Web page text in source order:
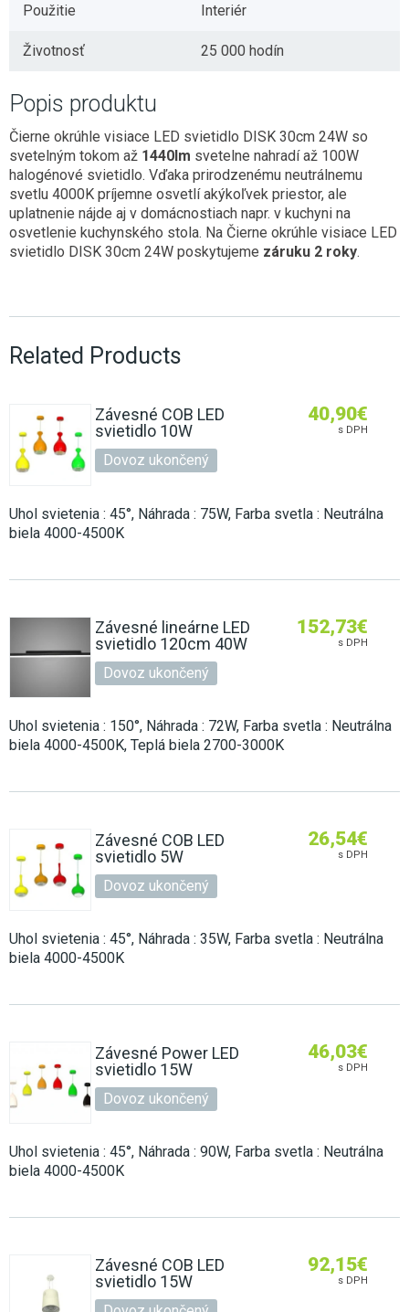
Použitie Interiér
Životnosť 25 000 hodín
Popis produktu
Čierne okrúhle visiace LED svietidlo DISK 30cm 24W so
svetelným tokom až 1440lm svetelne nahradí až 100W
halogénové svietidlo. Vďaka prirodzenému neutrálnemu
svetlu 4000K príjemne osvetlí akýkoľvek priestor, ale
uplatnenie nájde aj v domácnostiach napr. v kuchyni na
osvetlenie kuchynského stola. Na Čierne okrúhle visiace LED
svietidlo DISK 30cm 24W poskytujeme záruku 2 roky.
Related Products
Závesné COB LED
svietidlo 10W
Dovoz ukončený
40,90€
s DPH
Uhol svietenia : 45°, Náhrada : 75W, Farba svetla : Neutrálna
biela 4000-4500K
Závesné lineárne LED
svietidlo 120cm 40W
Dovoz ukončený
152,73€
s DPH
Uhol svietenia : 150°, Náhrada : 72W, Farba svetla : Neutrálna
biela 4000-4500K, Teplá biela 2700-3000K
Závesné COB LED
svietidlo 5W
Dovoz ukončený
26,54€
s DPH
Uhol svietenia : 45°, Náhrada : 35W, Farba svetla : Neutrálna
biela 4000-4500K
Závesné Power LED
svietidlo 15W
Dovoz ukončený
46,03€
s DPH
Uhol svietenia : 45°, Náhrada : 90W, Farba svetla : Neutrálna
biela 4000-4500K
Závesné COB LED
svietidlo 15W
92,15€
s DPH